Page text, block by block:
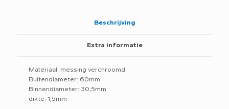
Beschrijving
Extra informatie
Materiaal: messing verchroomd
Buitendiameter: 60mm
Binnendiameter: 30,5mm
dikte: 1,5mm